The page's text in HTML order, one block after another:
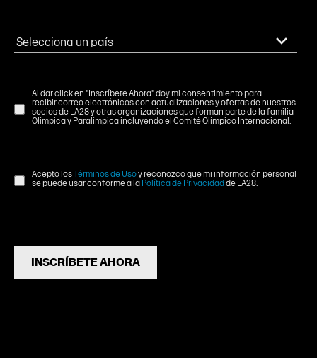
Al dar click en "Inscríbete Ahora" doy mi consentimiento para
recibir correo electrónicos con actualizaciones y ofertas de nuestros
socios de LA28 y otras organizaciones que forman parte de la familia
Olímpica y Paralímpica incluyendo el Comité Olímpico Internacional.
Acepto losTérminos de Usoy reconozco que mi información personal
se puede usar conforme a la Política de Privacidadde LA28.
INSCRÍBETE AHORA